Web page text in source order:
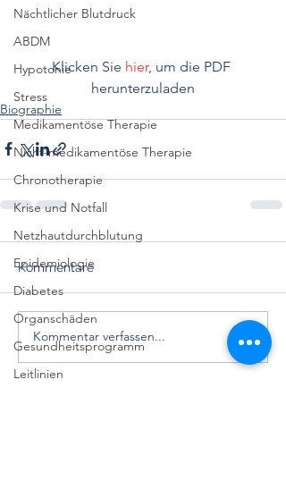
Nächtlicher Blutdruck
ABDM
Hypotonie
Stress
Medikamentöse Therapie
Nicht-medikamentöse Therapie
Chronotherapie
Krise und Notfall
Netzhautdurchblutung
Epidemiologie
Diabetes
Organschäden
Gesundheitsprogramm
Leitlinien
Klicken Sie hier, um die PDF
herunterzuladen
Biographie
Kommentare
Kommentar verfassen...